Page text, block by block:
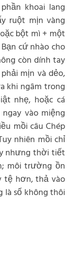
khoai lang
ruột mịn vàng
bột mì + một
cứ nhào cho
còn dính tay
mịn và dẻo,
khi ngâm trong
nhẹ, hoặc cá
vào miệng
mồi câu Chép
nhiên mồi chỉ
nhưng thời tiết
môi trường ồn
tệ hơn, thả vào
là số không thôi